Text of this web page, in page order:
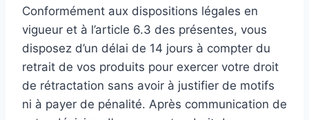
Conformément aux dispositions légales en
vigueur et à l’article 6.3 des présentes, vous
disposez d’un délai de 14 jours à compter du
retrait de vos produits pour exercer votre droit
de rétractation sans avoir à justifier de motifs
ni à payer de pénalité. Après communication de